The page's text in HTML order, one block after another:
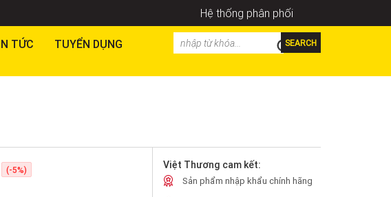
Hệ thống phân phối
TỨC TUYỂN DỤNG SEARCH
(-5%) Việt Thương cam kết:
Sản phẩm nhập khẩu chính hãng